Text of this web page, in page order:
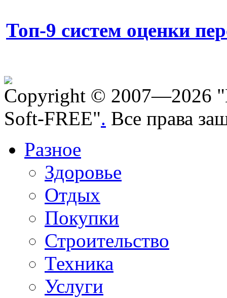
Топ-9 систем оценки
Copyright © 2007—2026
Soft-FREE". Все права
Разное
Здоровье
Отдых
Покупки
Строительство
Техника
Услуги